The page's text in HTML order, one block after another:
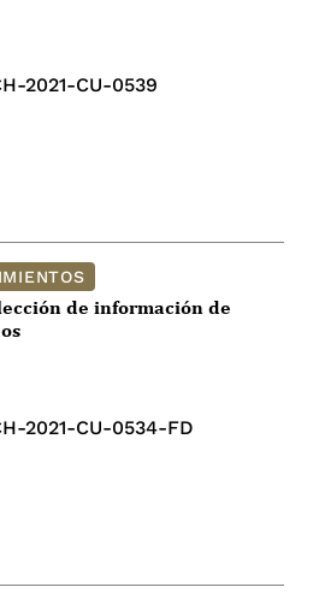
2021-CU-0539
de información de
2021-CU-0534-FD